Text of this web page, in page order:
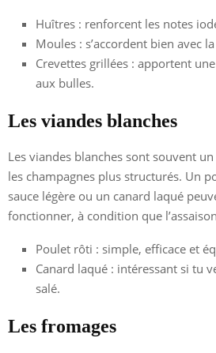
Huîtres : renforcent les notes
Moules : s’accordent bien avec
Crevettes grillées : apportent
aux bulles.
Les viandes blanches
Les viandes blanches sont souvent
les champagnes plus structurés. Un
sauce légère ou un canard laqué
fonctionner, à condition que
Poulet rôti : simple, efficace et
Canard laqué : intéressant si tu
salé.
Les fromages